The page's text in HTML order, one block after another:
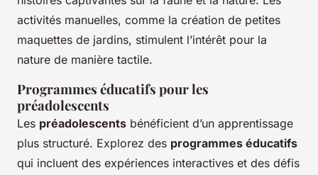
activités manuelles, comme la création de petites
maquettes de jardins, stimulent l’intérêt pour la
nature de manière tactile.
Programmes éducatifs pour les
préadolescents
Les préadolescents bénéficient d’un apprentissage
plus structuré. Explorez des programmes éducatifs
qui incluent des expériences interactives et des défis